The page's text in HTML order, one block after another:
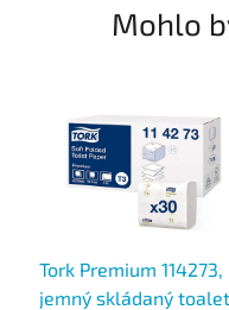
Mohlo
Tork Premium 114273,
jemný skládaný